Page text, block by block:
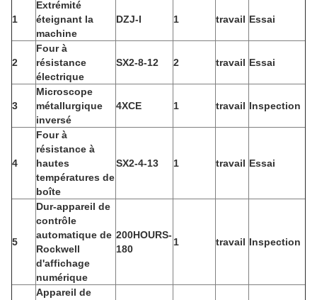
1
Extrémité
éteignant la
machine
DZJ-I 1 travail Essai
2
Four à
résistance
électrique
SX2-8-12 2 travail Essai
3
Microscope
métallurgique
inversé
4XCE 1 travail Inspection
4
Four à
résistance à
hautes
températures de
boîte
SX2-4-13 1 travail Essai
5
Dur-appareil de
contrôle
automatique de
Rockwell
d'affichage
numérique
200HOURS-
180
1 travail Inspection
Appareil de